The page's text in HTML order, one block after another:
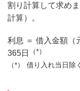
割り計算して求め
計算）。
利息 ＝ 借入金額（
365日
（*）
借り入れ当日除